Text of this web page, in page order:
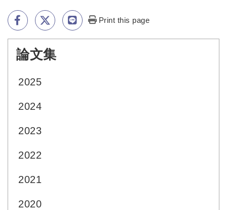
Print this page
論文集
2025
2024
2023
2022
2021
2020